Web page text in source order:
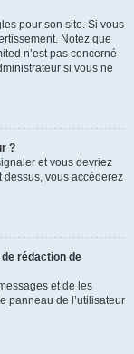
pour son site. Si vous
Notez que
n’est pas concerné
si vous ne
?
et vous devriez
vous accéderez
rédaction de
et de les
panneau de l’utilisateur